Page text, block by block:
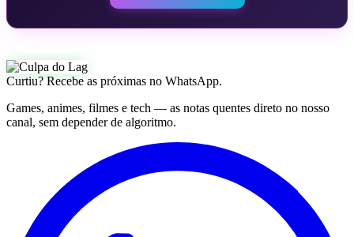
Curtiu? Recebe as próximas no WhatsApp.
Games, animes, filmes e tech — as notas quentes direto no nosso
canal, sem depender de algoritmo.